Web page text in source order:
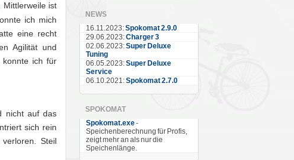
NEWS
16.11.2023:Spokomat 2.9.0
29.06.2023:Charger 3
02.06.2023:Super Deluxe
Tuning
06.05.2023:Super Deluxe
Service
06.10.2021:Spokomat 2.7.0
SPOKOMAT
Spokomat.exe-
Speichenberechnung für Profis,
zeigt mehr an als nur die
Speichenlänge.
. Mittlerweile ist
ich mich
eine recht
Agilität und
konnte ich für
nicht auf das
sich rein
Steil